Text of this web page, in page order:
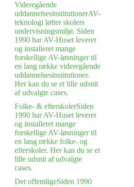
Videregående
uddannelsesinstitutionerAV-
teknologi løfter skolers
undervisningsmiljø. Siden
1990 har AV-Huset leveret
og installeret mange
forskellige AV-løsninger til
en lang række videregående
uddannelsesinstitutioner.
Her kan du se et lille udsnit
af udvalgte cases.
Folke- & efterskolerSiden
1990 har AV-Huset leveret
og installeret mange
forskellige AV-løsninger til
en lang række folke- og
efterskoler. Her kan du se et
lille udsnit af udvalgte
cases.
Det offentligeSiden 1990